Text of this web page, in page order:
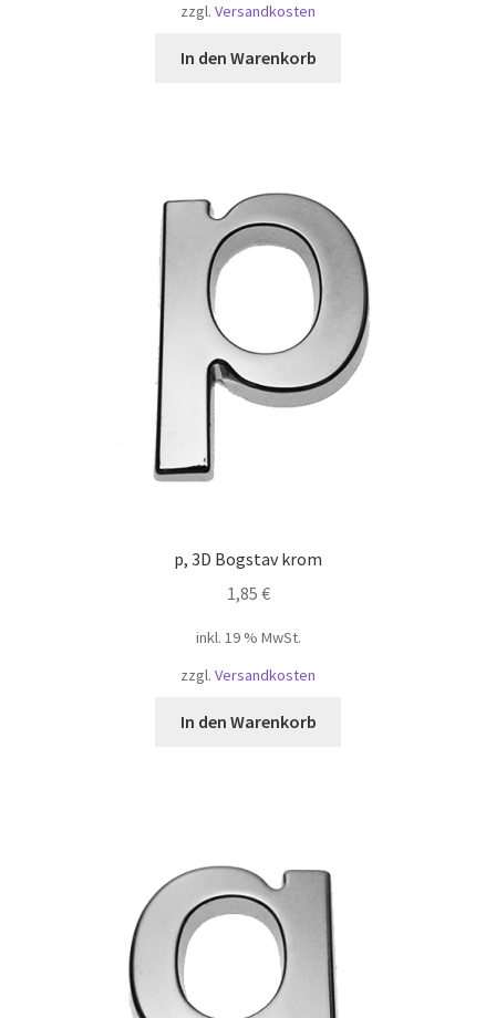
zzgl. Versandkosten
In den Warenkorb
p, 3D Bogstav krom
1,85 €
inkl. 19 % MwSt.
zzgl. Versandkosten
In den Warenkorb